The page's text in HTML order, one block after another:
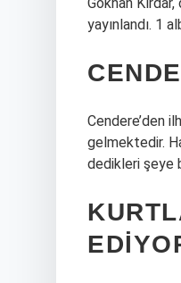
yayınlandı. 1
Cendere’den
gelmektedir.
dedikleri şeye